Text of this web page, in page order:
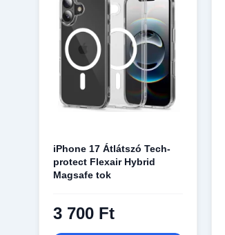
iPhone 17 Átlátszó Tech-
protect Flexair Hybrid
Magsafe tok
3 700 Ft